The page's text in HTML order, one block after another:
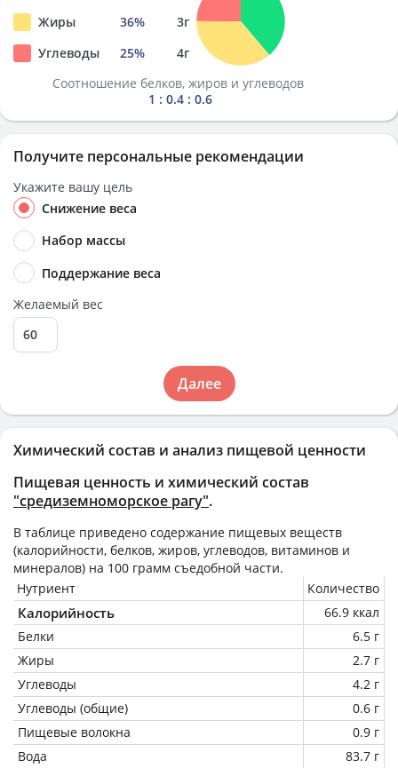
Химический состав и анализ пищевой ценности
Пищевая ценность и химический состав
"средиземноморское рагу".
В таблице приведено содержание пищевых веществ
(калорийности, белков, жиров, углеводов, витаминов и
минералов) на 100 грамм съедобной части.
Нутриент
Количество
Калорийность
66.9 ккал
Белки
6.5 г
Жиры
2.7 г
Углеводы
4.2 г
Углеводы (общие)
0.6 г
Пищевые волокна
0.9 г
Вода
83.7 г
Жиры
36% 3г
Углеводы
25% 4г
Соотношение белков, жиров и углеводов
1 : 0.4 : 0.6
Получите персональные рекомендации
Укажите вашу цель
Снижение веса
Набор массы
Поддержание веса
Желаемый вес
Далее